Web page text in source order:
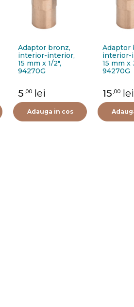
Adaptor bronz,
interior-interior,
15 mm x 1/2",
94270G
5 ,00 lei
Adauga in cos
Adaptor
interior-
15 mm x
94270G
15 ,00 lei